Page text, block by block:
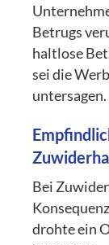
Betrugs
haltlose
sei die
untersagen.
Bei
drohte ein